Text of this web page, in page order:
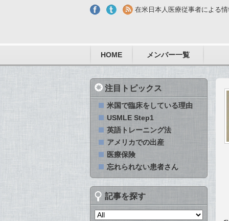
在米日本人医療従事者による
HOME メンバー一覧
注目トピックス
米国で臨床をしている理由
USMLE Step1
英語トレーニング法
アメリカでの出産
医療保険
忘れられない患者さん
記事を探す